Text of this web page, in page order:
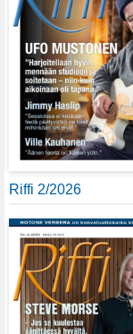
Riffi 2/2026